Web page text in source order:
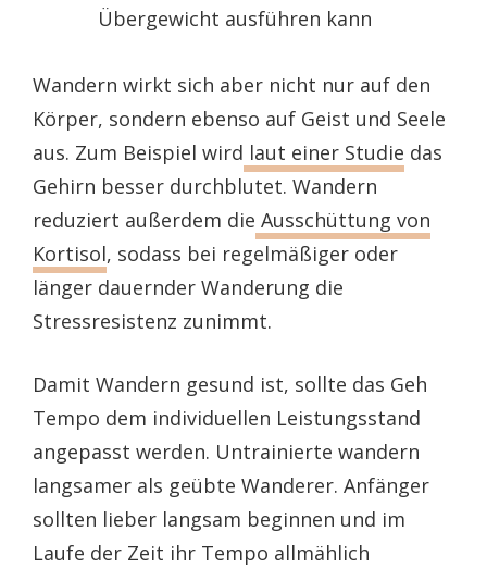
Übergewicht ausführen kann
Wandern wirkt sich aber nicht nur auf den
Körper, sondern ebenso auf Geist und Seele
aus. Zum Beispiel wird laut einer Studie das
Gehirn besser durchblutet. Wandern
reduziert außerdem die Ausschüttung von
Kortisol, sodass bei regelmäßiger oder
länger dauernder Wanderung die
Stressresistenz zunimmt.
Damit Wandern gesund ist, sollte das Geh
Tempo dem individuellen Leistungsstand
angepasst werden. Untrainierte wandern
langsamer als geübte Wanderer. Anfänger
sollten lieber langsam beginnen und im
Laufe der Zeit ihr Tempo allmählich